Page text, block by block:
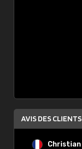
AVIS DES CLIENTS
Christian